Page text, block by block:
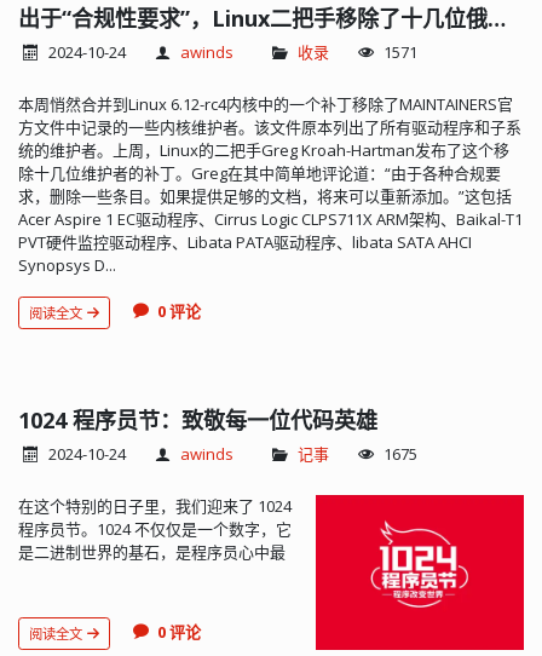
方式:点击首页的CloudShell,如果出
现"Cannot create new Cloud Shell"就
是0权的账号了;教育号教育号一般是有期
跟个人号一样永久免费...
出于“合规性要求”，Linux二把手移除了十几位俄罗斯内核维护者
2024-10-24 awinds 收录 1571
本周悄然合并到Linux 6.12-rc4内核中的一个补丁移除了MAINTAINERS官
方文件中记录的一些内核维护者。该文件原本列出了所有驱动程序和子系
统的维护者。上周，Linux的二把手Greg Kroah-Hartman发布了这个移
除十几位维护者的补丁。Greg在其中简单地评论道：“由于各种合规要
求，删除一些条目。如果提供足够的文档，将来可以重新添加。”这包括
Acer Aspire 1 EC驱动程序、Cirrus Logic CLPS711X ARM架构、Baikal-T1
PVT硬件监控驱动程序、Libata PATA驱动程序、libata SATA AHCI
Synopsys D...
阅读全文 0 评论
1024 程序员节：致敬每一位代码英雄
2024-10-24 awinds 记事 1675
在这个特别的日子里，我们迎来了 1024
程序员节。1024 不仅仅是一个数字，它
是二进制世界的基石，是程序员心中最
的英雄。致敬每一位程序员程序员，你
们是现代社会的筑梦者。你们用一行行
阅读全文 0 评论